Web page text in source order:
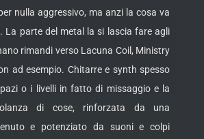
nulla aggressivo, ma anzi la cosa va
La parte del metal la si lascia fare agli
rimandi verso Lacuna Coil, Ministry
ad esempio. Chitarre e synth spesso
o i livelli in fatto di missaggio e la
di cose, rinforzata da una
e potenziato da suoni e colpi